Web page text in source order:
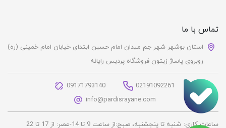
تماس با ما
استان بوشهر شهر جم میدان امام حسین ابتدای خیابان امام خمینی (ره)
روبروی پاساژ زیتون فروشگاه پردیس رایانه
09171793140
02191092261
info@pardisrayane.com
ساعات کاری: شنبه تا پنجشنبه، صبح:از ساعت 9 تا 14-عصر: از 17 تا 22